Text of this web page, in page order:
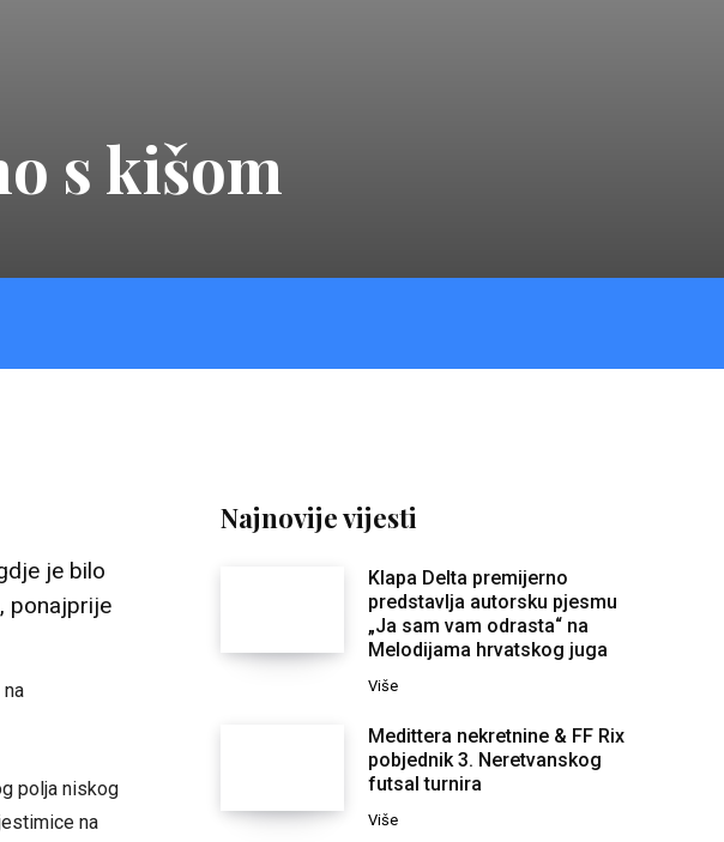
s kišom
je bilo
ponajprije
polja niskog
na
Najnovije vijesti
Klapa Delta premijerno
predstavlja autorsku pjesmu
„Ja sam vam odrasta“ na
Melodijama hrvatskog juga
Više
Medittera nekretnine & FF Rix
pobjednik 3. Neretvanskog
futsal turnira
Više